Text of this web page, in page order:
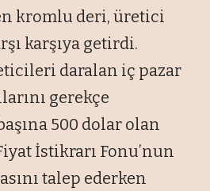
kromlu deri, üretici
karşıya getirdi.
daralan iç pazar
gerekçe
500 dolar olan
İstikrarı Fonu’nun
talep ederken